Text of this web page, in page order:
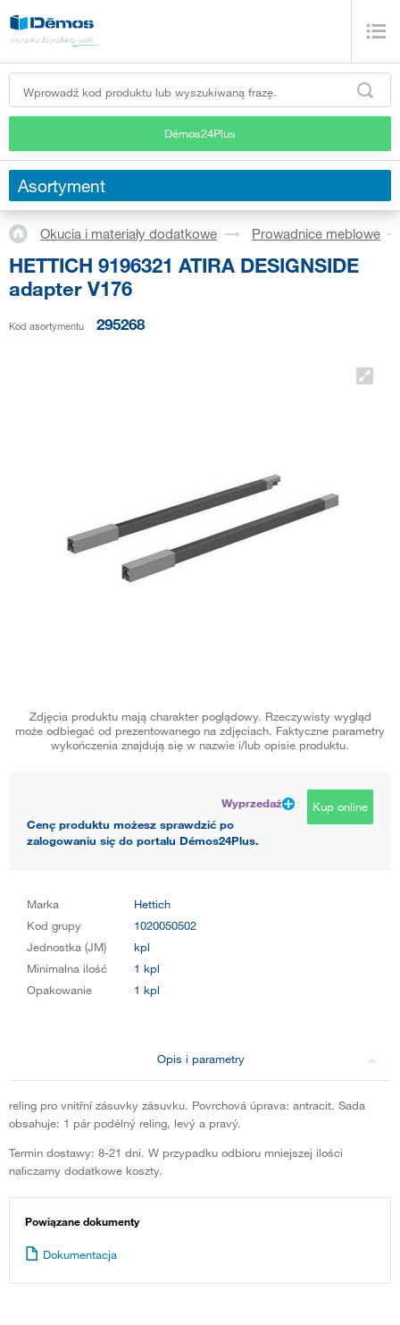
Démos24Plus
Asortyment
Okucia i materiały dodatkowe Prowadnice meblowe
HETTICH 9196321 ATIRA DESIGNSIDE
adapter V176
Kod asortymentu 295268
Zdjęcia produktu mają charakter poglądowy. Rzeczywisty wygląd
może odbiegać od prezentowanego na zdjęciach. Faktyczne parametry
wykończenia znajdują się w nazwie i/lub opisie produktu.
Wyprzedaż
Cenę produktu możesz sprawdzić po
zalogowaniu się do portalu Démos24Plus.
Kup online
Marka
Hettich
Kod grupy
1020050502
Jednostka (JM)
kpl
Minimalna ilość
1 kpl
Opakowanie
1 kpl
Opis i parametry
reling pro vnitřní zásuvky zásuvku. Povrchová úprava: antracit. Sada
obsahuje: 1 pár podélný reling, levý a pravý.
Termin dostawy: 8-21 dni. W przypadku odbioru mniejszej ilości
naliczamy dodatkowe koszty.
Powiązane dokumenty
Dokumentacja